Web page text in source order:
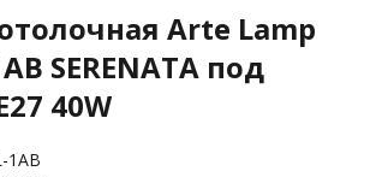
Arte Lamp
SERENATA под
40W
1AB